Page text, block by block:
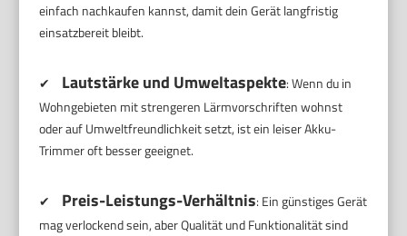
einfach nachkaufen kannst, damit dein Gerät langfristig
einsatzbereit bleibt.
✔ Lautstärke und Umweltaspekte: Wenn du in
Wohngebieten mit strengeren Lärmvorschriften wohnst
oder auf Umweltfreundlichkeit setzt, ist ein leiser Akku-
Trimmer oft besser geeignet.
✔ Preis-Leistungs-Verhältnis: Ein günstiges Gerät
mag verlockend sein, aber Qualität und Funktionalität sind